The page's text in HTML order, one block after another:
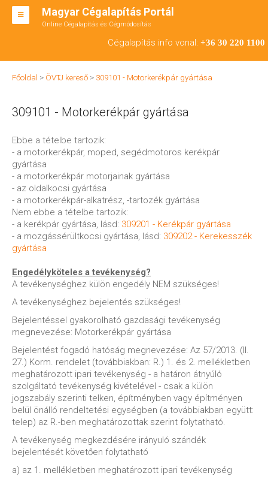
Magyar Cégalapítás Portál
Online Cégalapítás és Cégmódosítás
Cégalapítás info vonal: +36 30 220 1100
BT ALAPÍTÁS
CÉGMÓDOSÍTÁS
ÁTALAKULÁS
TEÁOR SZÁMOK '08
ENGEDÉLYKÖTELES
KAPCSOLAT
IRODÁK
Főoldal > ÖVTJ kereső > 309101 - Motorkerékpár gyártása
309101 - Motorkerékpár gyártása
Ebbe a tételbe tartozik:
- a motorkerékpár, moped, segédmotoros kerékpár
gyártása
- a motorkerékpár motorjainak gyártása
- az oldalkocsi gyártása
- a motorkerékpár-alkatrész, -tartozék gyártása
Nem ebbe a tételbe tartozik:
- a kerékpár gyártása, lásd: 309201 - Kerékpár gyártása
- a mozgássérültkocsi gyártása, lásd: 309202 - Kerekesszék
gyártása
Engedélyköteles a tevékenység?
A tevékenységhez külön engedély NEM szükséges!
A tevékenységhez bejelentés szükséges!
Bejelentéssel gyakorolható gazdasági tevékenység
megnevezése: Motorkerékpár gyártása
Bejelentést fogadó hatóság megnevezése: Az 57/2013. (II.
27.) Korm. rendelet (továbbiakban: R.) 1. és 2. mellékletben
meghatározott ipari tevékenység - a határon átnyúló
szolgáltató tevékenység kivételével - csak a külön
jogszabály szerinti telken, építményben vagy építményen
belül önálló rendeltetési egységben (a továbbiakban együtt:
telep) az R.-ben meghatározottak szerint folytatható.
A tevékenység megkezdésére irányuló szándék
bejelentését követően folytatható
a) az 1. mellékletben meghatározott ipari tevékenység